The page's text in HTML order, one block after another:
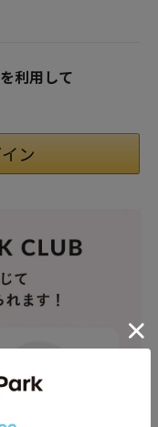
利用して